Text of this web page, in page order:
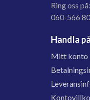
Ring oss på:
060-566
Handla
Mitt konto